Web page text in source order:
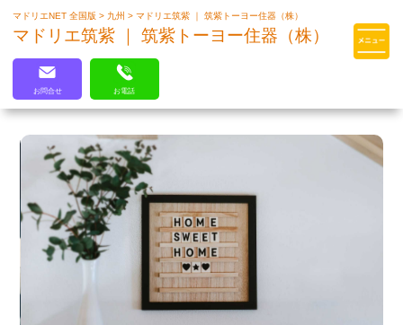
マドリエはLIXILの厳しい基準を
クリアした住まいのプロ集団です
マドリエNET 全国版> 九州>マドリエ筑紫 ｜ 筑紫トーヨー住器（株）
マドリエ筑紫 ｜ 筑紫トーヨー住器（株）
お問合せ お電話